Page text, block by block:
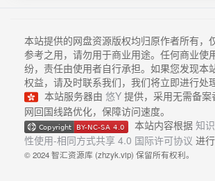
本站提供的网盘资源版权均归原作者所有，
参考之用，请勿用于商业用途。任何商业使
纷，责任由使用者自行承担。如果您发现本
权益，请及时联系我们，我们将立即进行处理
本站服务器由 悠Y 提供，采用无需备案
网回国线路优化，保障访问速度。
本站内容根据 知
性使用-相同方式共享 4.0 国际许可协议 进
© 2024 智汇资源库 (zhzyk.vip) 保留所有权利。